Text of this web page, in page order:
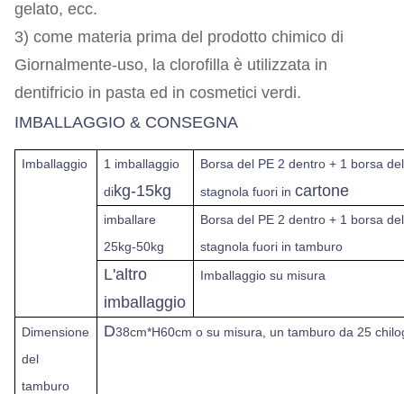
gelato, ecc.
3) come materia prima del prodotto chimico di
Giornalmente-uso, la clorofilla è utilizzata in
dentifricio in pasta ed in cosmetici verdi.
IMBALLAGGIO & CONSEGNA
Imballaggio
1 imballaggio
dikg-15kg
Borsa del PE 2 dentro + 1 borsa
stagnola fuori incartone
imballare
25kg-50kg
Borsa del PE 2 dentro + 1 borsa
stagnola fuori in tamburo
L'altro
imballaggio
Imballaggio su misura
Dimensione
del
tamburo
D38cm*H60cm o su misura, un tamburo da 25